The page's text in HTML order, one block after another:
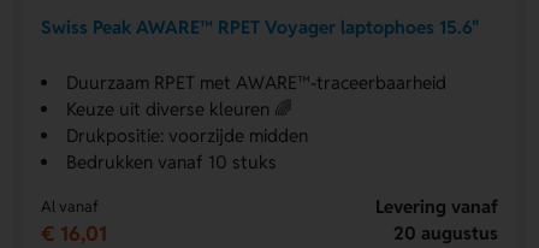
Swiss Peak AWARE™ RPET Voyager laptophoes 15.6"
Duurzaam RPET met AWARE™-traceerbaarheid
Keuze uit diverse kleuren 🌈
Drukpositie: voorzijde midden
Bedrukken vanaf 10 stuks
Al vanaf
€ 16,01
Levering vanaf
20 augustus